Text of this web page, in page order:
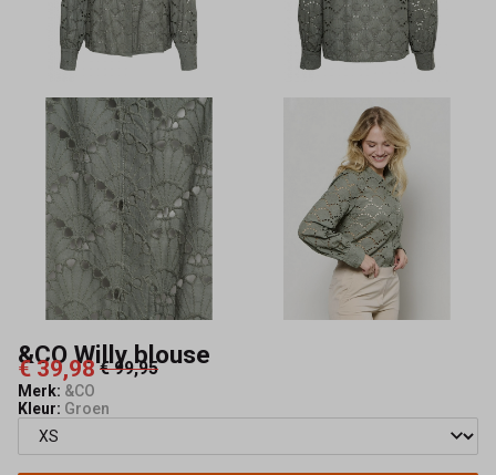
Capisce
Mode
&CO Willy blouse
€ 39,98 € 99,95
Merk: &CO
Kleur: Groen